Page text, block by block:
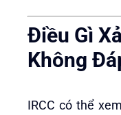
Điều Gì
Không
IRCC có thể